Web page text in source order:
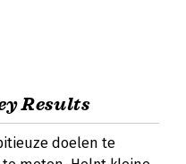
Results
doelen te